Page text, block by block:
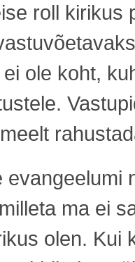
roll kirikus
ole koht,
evangeelumi
ma ei
olen. Kui